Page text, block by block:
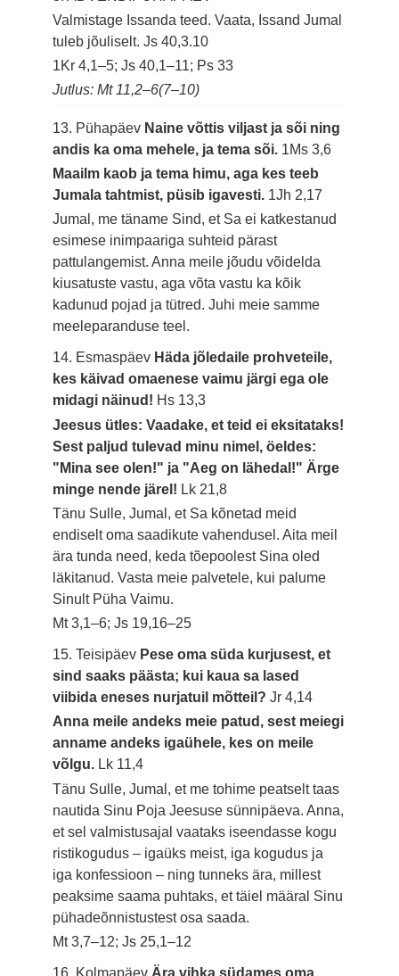
Valmistage Issanda teed. Vaata, Issand Jumal
tuleb jõuliselt.Js 40,3.10
1Kr 4,1–5; Js 40,1–11; Ps 33
Jutlus: Mt 11,2–6(7–10)
13. Pühapäev Naine võttis viljast ja sõi ning
andis ka oma mehele, ja tema sõi. 1Ms 3,6
Maailm kaob ja tema himu, aga kes teeb
Jumala tahtmist, püsib igavesti. 1Jh 2,17
Jumal, me täname Sind, et Sa ei katkestanud
esimese inimpaariga suhteid pärast
pattulangemist. Anna meile jõudu võidelda
kiusatuste vastu, aga võta vastu ka kõik
kadunud pojad ja tütred. Juhi meie samme
meeleparanduse teel.
14. Esmaspäev Häda jõledaile prohveteile,
kes käivad omaenese vaimu järgi ega ole
midagi näinud! Hs 13,3
Jeesus ütles: Vaadake, et teid ei eksitataks!
Sest paljud tulevad minu nimel, öeldes:
"Mina see olen!" ja "Aeg on lähedal!" Ärge
minge nende järel! Lk 21,8
Tänu Sulle, Jumal, et Sa kõnetad meid
endiselt oma saadikute vahendusel. Aita meil
ära tunda need, keda tõepoolest Sina oled
läkitanud. Vasta meie palvetele, kui palume
Sinult Püha Vaimu.
Mt 3,1–6; Js 19,16–25
15. Teisipäev Pese oma süda kurjusest, et
sind saaks päästa; kui kaua sa lased
viibida eneses nurjatuil mõtteil?Jr 4,14
Anna meile andeks meie patud, sest meiegi
anname andeks igaühele, kes on meile
võlgu. Lk 11,4
Tänu Sulle, Jumal, et me tohime peatselt taas
nautida Sinu Poja Jeesuse sünnipäeva. Anna,
et sel valmistusajal vaataks iseendasse kogu
ristikogudus – igaüks meist, iga kogudus ja
iga konfessioon – ning tunneks ära, millest
peaksime saama puhtaks, et täiel määral Sinu
pühadeõnnistustest osa saada.
Mt 3,7–12; Js 25,1–12
16. Kolmapäev Ära vihka südames oma